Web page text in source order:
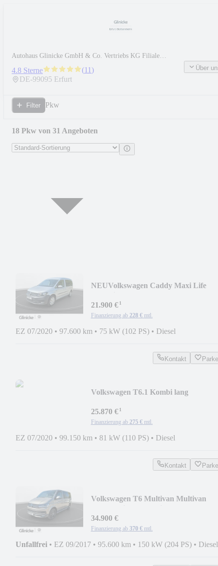
Autohaus Glinicke GmbH & Co. Vertriebs KG Filiale
Stotternheim
4.8 Sterne (11)
DE-99095 Erfurt
Über
Filter Pkw
18 Pkw von 31 Angeboten
NEUVolkswagen Caddy Maxi Life
21.900 €¹
Finanzierung ab 228 € mtl.
EZ 07/2020 • 97.600 km • 75 kW (102 PS) • Diesel
Kontakt
Volkswagen T6.1 Kombi lang
25.870 €¹
Finanzierung ab 275 € mtl.
EZ 07/2020 • 99.150 km • 81 kW (110 PS) • Diesel
Kontakt
Volkswagen T6 Multivan Multivan
34.900 €
Finanzierung ab 370 € mtl.
Unfallfrei • EZ 09/2017 • 95.600 km • 150 kW (204 PS) • Diesel